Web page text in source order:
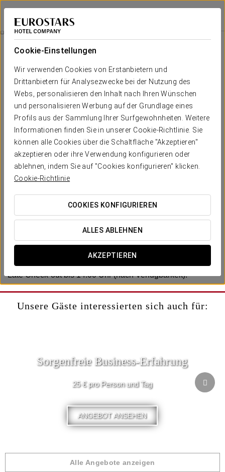
Cookie-Einstellungen
Wir verwenden Cookies von Erstanbietern und
Drittanbietern für Analysezwecke bei der Nutzung des
Webs, personalisieren den Inhalt nach Ihren Wünschen
und personalisieren Werbung auf der Grundlage eines
Profils aus der Sammlung Ihrer Surfgewohnheiten. Weitere
Informationen finden Sie in unserer Cookie-Richtlinie. Sie
können alle Cookies über die Schaltfläche "Akzeptieren"
akzeptieren oder ihre Verwendung konfigurieren oder
ablehnen, indem Sie auf "Cookies konfigurieren" klicken.
Cookie-Richtlinie
COOKIES KONFIGURIEREN
ALLES ABLEHNEN
AKZEPTIEREN
Exe Boston
SARAGOSSA
Romantische Erfahrung
16,50 €
Romantische erfahrung
überraschen Sie Ihren Partner.
-Schachtel Pralinen.
-Cava.
-Late Check-out bis 14:00 Uhr (nach Verfügbarkeit).
Unsere Gäste interessierten sich auch für:
Sorgenfreie Business-Erfahrung
25 € pro Person und Tag
ANGEBOT ANSEHEN
Alle Angebote anzeigen